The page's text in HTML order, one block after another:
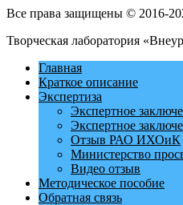
Все права защищены © 2016-
Творческая лаборатория
Главная
Краткое описание
Экспертиза
Экспертное
Экспертное
Отзыв РАО ИХОиК
Министерство
Видео отзыв
Методическое пособие
Обратная связь